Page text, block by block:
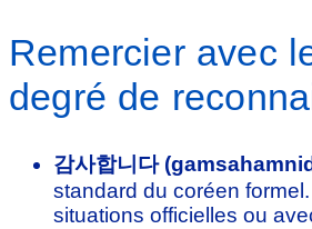
Remercier avec
degré de
감사합니다
standard du coréen
situations officielles ou